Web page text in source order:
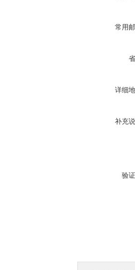
常用
详细
补充
验